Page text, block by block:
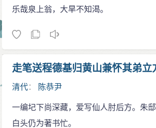
乐哉泉上翁，大旱不知渴。
走笔送程德基归黄山兼怀其弟立
清代： 陈恭尹
一编圮下尚深藏，爱写仙人肘后方。朱邸
白头仍为著书忙。